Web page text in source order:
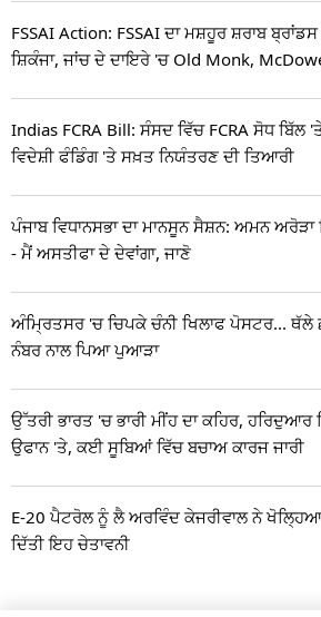
FSSAI Action: FSSAI ਦਾ ਮਸ਼ਹੂਰ ਸ਼ਰਾਬ
ਸ਼ਿਕੰਜਾ, ਜਾਂਚ ਦੇ ਦਾਇਰੇ 'ਚ Old Monk,
Indias FCRA Bill: ਸੰਸਦ ਵਿੱਚ FCRA ਸੋਧ ਬਿੱਲ
ਵਿਦੇਸ਼ੀ ਫੰਡਿੰਗ 'ਤੇ ਸਖ਼ਤ ਨਿਯੰਤਰਣ ਦੀ ਤਿਆਰੀ
ਪੰਜਾਬ ਵਿਧਾਨਸਭਾ ਦਾ ਮਾਨਸੂਨ ਸੈਸ਼ਨ: ਅਮਨ
- ਮੈਂ ਅਸਤੀਫਾ ਦੇ ਦੇਵਾਂਗਾ, ਜਾਣੋ
ਅੰਮ੍ਰਿਤਸਰ 'ਚ ਚਿਪਕੇ ਚੰਨੀ ਖਿਲਾਫ ਪੋਸਟਰ... ਥੱਲੇ
ਨੰਬਰ ਨਾਲ ਪਿਆ ਪੁਆੜਾ
ਉੱਤਰੀ ਭਾਰਤ 'ਚ ਭਾਰੀ ਮੀਂਹ ਦਾ ਕਹਿਰ, ਹਰਿਦੁਆਰ
ਉਫਾਨ 'ਤੇ, ਕਈ ਸੂਬਿਆਂ ਵਿੱਚ ਬਚਾਅ ਕਾਰਜ ਜਾਰੀ
E-20 ਪੈਟਰੋਲ ਨੂੰ ਲੈ ਅਰਵਿੰਦ ਕੇਜਰੀਵਾਲ ਨੇ
ਦਿੱਤੀ ਇਹ ਚੇਤਾਵਨੀ